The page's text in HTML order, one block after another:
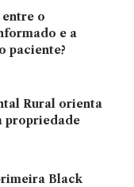
o
e a
paciente?
Rural orienta
propriedade
Black